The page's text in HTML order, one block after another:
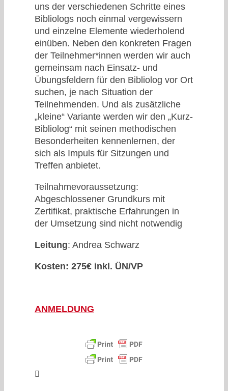
uns der verschiedenen Schritte eines
Bibliologs noch einmal vergewissern
und einzelne Elemente wiederholend
einüben. Neben den konkreten Fragen
der Teilnehmer*innen werden wir auch
gemeinsam nach Einsatz- und
Übungsfeldern für den Bibliolog vor Ort
suchen, je nach Situation der
Teilnehmenden. Und als zusätzliche
„kleine“ Variante werden wir den „Kurz-
Bibliolog“ mit seinen methodischen
Besonderheiten kennenlernen, der
sich als Impuls für Sitzungen und
Treffen anbietet.
Teilnahmevoraussetzung:
Abgeschlossener Grundkurs mit
Zertifikat, praktische Erfahrungen in
der Umsetzung sind nicht notwendig
Leitung: Andrea Schwarz
Kosten: 275€ inkl. ÜN/VP
ANMELDUNG